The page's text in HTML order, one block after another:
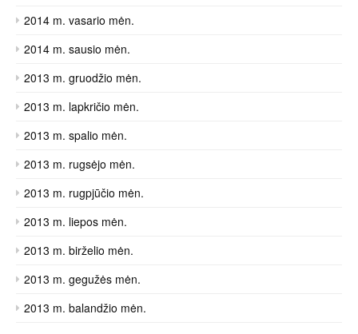
2014 m. vasario mėn.
2014 m. sausio mėn.
2013 m. gruodžio mėn.
2013 m. lapkričio mėn.
2013 m. spalio mėn.
2013 m. rugsėjo mėn.
2013 m. rugpjūčio mėn.
2013 m. liepos mėn.
2013 m. birželio mėn.
2013 m. gegužės mėn.
2013 m. balandžio mėn.